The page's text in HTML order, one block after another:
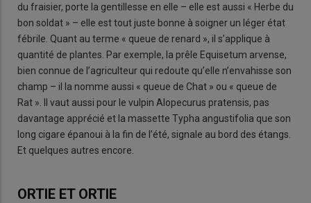
du fraisier, porte la gentillesse en elle – elle est aussi « Herbe du
bon soldat » – elle est tout juste bonne à soigner un léger état
fébrile. Quant au terme « queue de renard », il s’applique à
quantité de plantes. Par exemple, la prêle Equisetum arvense,
bien connue de l’agriculteur qui redoute qu’elle n’envahisse son
champ – il la nomme aussi « queue de Chat » ou « queue de
Rat ». Il vaut aussi pour le vulpin Alopecurus pratensis, pas
davantage apprécié et la massette Typha angustifolia que son
long cigare épanoui à la fin de l’été, signale au bord des étangs.
Et quelques autres encore.
ORTIE ET ORTIE